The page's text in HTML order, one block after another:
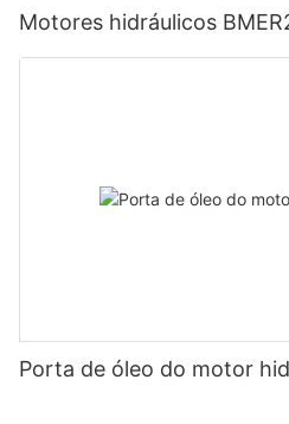
Motores hidráulicos
Porta de óleo do motor